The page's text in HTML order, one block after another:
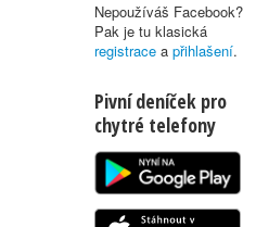
Nepoužíváš Facebook?
Pak je tu klasická
registrace a přihlašení.
Pivní deníček pro
chytré telefony